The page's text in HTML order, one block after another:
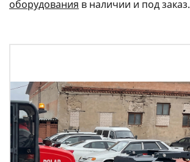
оборудования в наличии и под заказ.